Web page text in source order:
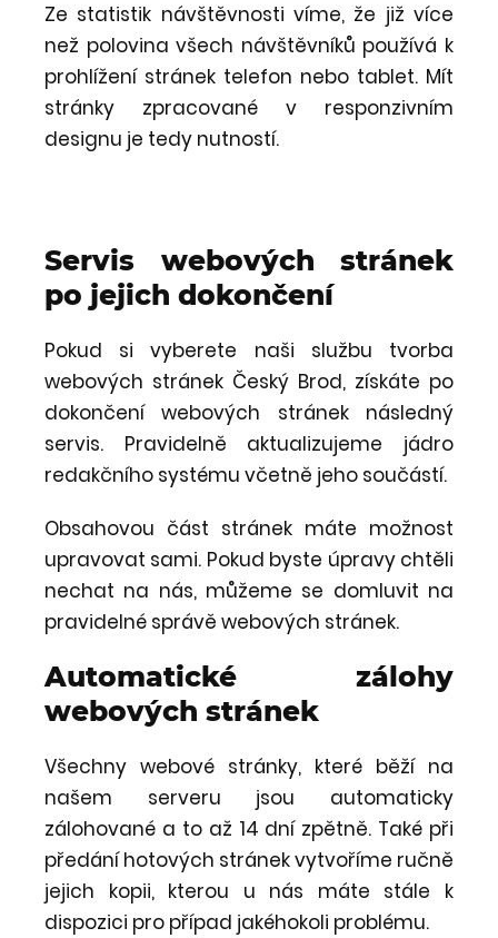
Ze statistik návštěvnosti víme, že již více
než polovina všech návštěvníků používá k
prohlížení stránek telefon nebo tablet. Mít
stránky zpracované v responzivním
designu je tedy nutností.
Servis webových stránek
po jejich dokončení
Pokud si vyberete naši službu tvorba
webových stránek Český Brod, získáte po
dokončení webových stránek následný
servis. Pravidelně aktualizujeme jádro
redakčního systému včetně jeho součástí.
Obsahovou část stránek máte možnost
upravovat sami. Pokud byste úpravy chtěli
nechat na nás, můžeme se domluvit na
pravidelné správě webových stránek.
Automatické zálohy
webových stránek
Všechny webové stránky, které běží na
našem serveru jsou automaticky
zálohované a to až 14 dní zpětně. Také při
předání hotových stránek vytvoříme ručně
jejich kopii, kterou u nás máte stále k
dispozici pro případ jakéhokoli problému.